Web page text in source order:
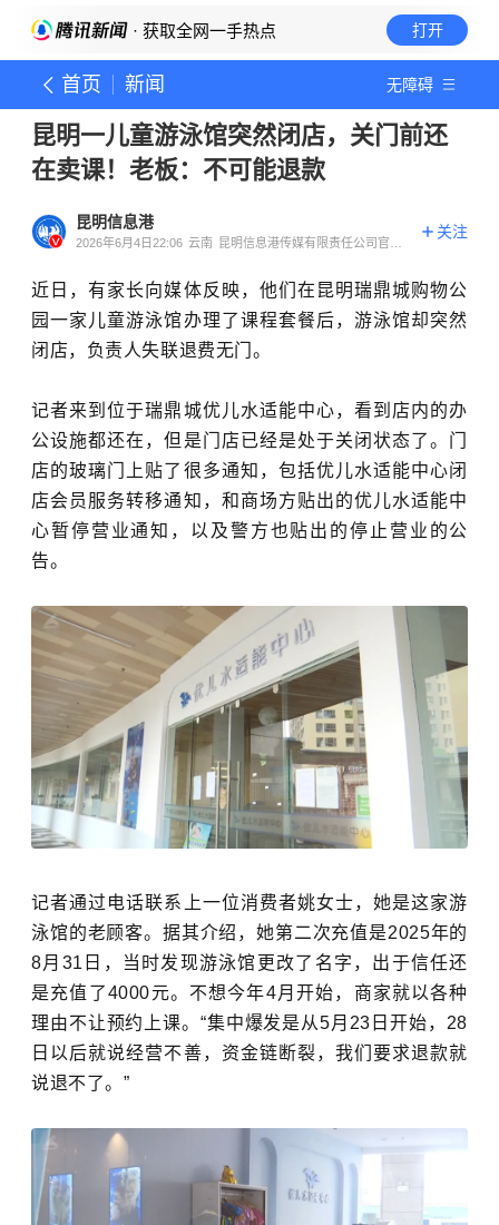
· 获取全网一手热点 打开
首页 新闻 无障碍
昆明一儿童游泳馆突然闭店，关门前还
在卖课！老板：不可能退款
昆明信息港
2026年6月4日22:06 云南 昆明信息港传媒有限责任公司官方
关注
近日，有家长向媒体反映，他们在昆明瑞鼎城购物公
园一家儿童游泳馆办理了课程套餐后，游泳馆却突然
闭店，负责人失联退费无门。
记者来到位于瑞鼎城优儿水适能中心，看到店内的办
公设施都还在，但是门店已经是处于关闭状态了。门
店的玻璃门上贴了很多通知，包括优儿水适能中心闭
店会员服务转移通知，和商场方贴出的优儿水适能中
心暂停营业通知，以及警方也贴出的停止营业的公
告。
记者通过电话联系上一位消费者姚女士，她是这家游
泳馆的老顾客。据其介绍，她第二次充值是2025年的
8月31日，当时发现游泳馆更改了名字， 出于信任还
是充值了4000元。不想今年4月开始，商家就以各种
理由不让预约上课。“集中爆发是从5月23日开始，28
日以后就说经营不善，资金链断裂，我们要求退款就
说退不了。”